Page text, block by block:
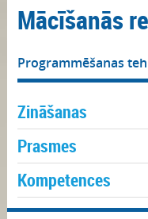
Mācīšanās
Programmēšanas
Zināšanas
Prasmes
Kompetences